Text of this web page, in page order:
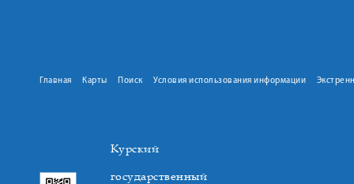
Главная Карты Поиск Условия использования информации
Курский
государственный